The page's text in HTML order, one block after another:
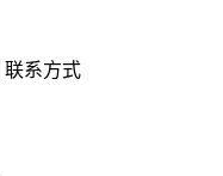
联系方式